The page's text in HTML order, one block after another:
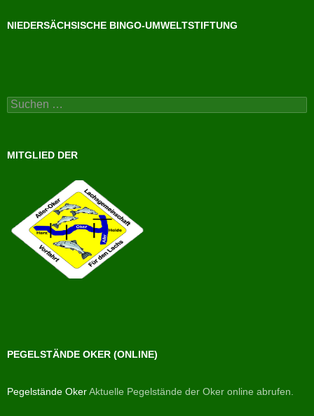
NIEDERSÄCHSISCHE BINGO-UMWELTSTIFTUNG
Suchen
nach:
MITGLIED DER
PEGELSTÄNDE OKER (ONLINE)
Pegelstände OkerAktuelle Pegelstände der Oker online abrufen.